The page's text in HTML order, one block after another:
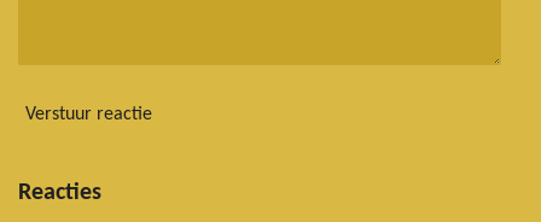
Verstuur reactie
Reacties